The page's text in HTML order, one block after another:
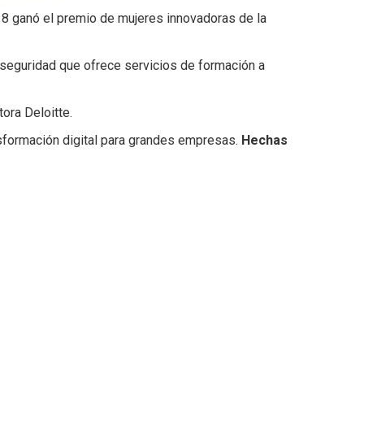
ganó el premio de mujeres innovadoras de la
que ofrece servicios de formación a
Deloitte.
digital para grandes empresas. Hechas